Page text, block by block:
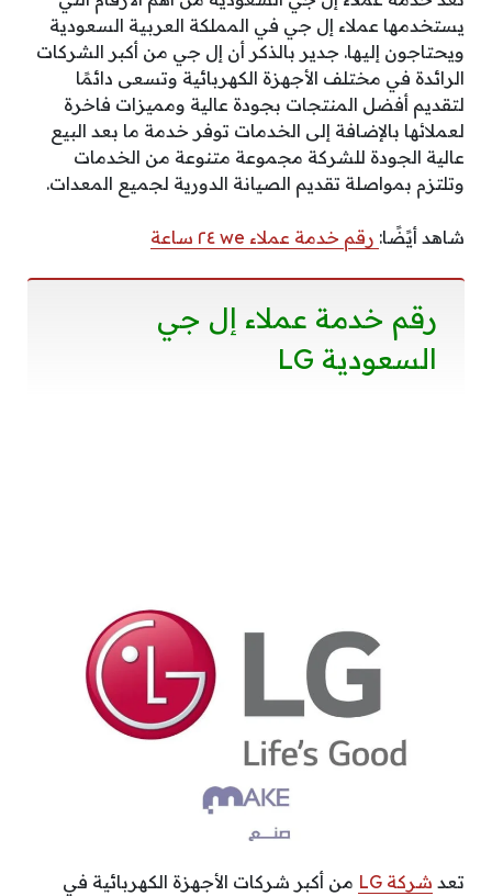
يستخدمها عملاء إل جي في المملكة العربية السعودية
ويحتاجون إليها. جدير بالذكر أن إل جي من أكبر الشركات
الرائدة في مختلف الأجهزة الكهربائية وتسعى دائمًا
لتقديم أفضل المنتجات بجودة عالية ومميزات فاخرة
لعملائها بالإضافة إلى الخدمات توفر خدمة ما بعد البيع
عالية الجودة للشركة مجموعة متنوعة من الخدمات
وتلتزم بمواصلة تقديم الصيانة الدورية لجميع المعدات.
شاهد أيًضًا: رقم خدمة عملاء we ٢٤ ساعة
رقم خدمة عملاء إل جي
السعودية LG
تعد شركة LG
من أكبر شركات الأجهزة الكهربائية في